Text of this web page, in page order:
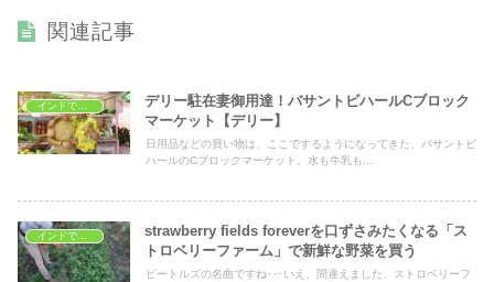
関連記事
デリー駐在妻御用達！バサントビハールCブロック
マーケット【デリー】
日用品などの買い物は、ここでするようになってきた、バサントビ
ハールのCブロックマーケット。水も牛乳も...
strawberry fields foreverを口ずさみたくなる「ス
トロベリーファーム」で新鮮な野菜を買う
ビートルズの名曲ですね･･･いえ、間違えました、ストロベリーフ